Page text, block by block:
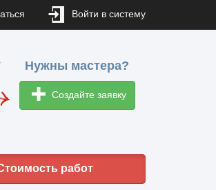
Войти в систему
Нужны мастера?
Создайте заявку
работ